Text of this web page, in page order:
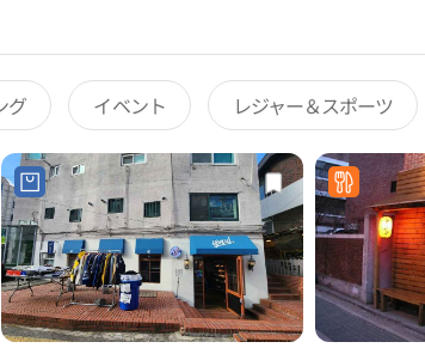
グ イベント レジャー＆スポーツ